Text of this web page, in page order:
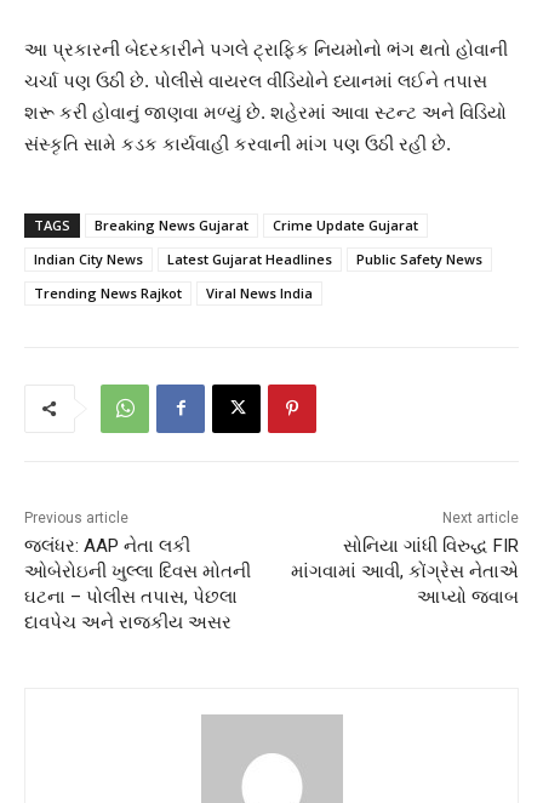
આ પ્રકારની બેદરકારીને પગલે ટ્રાફિક નિયમોનો ભંગ થતો હોવાની
ચર્ચા પણ ઉઠી છે. પોલીસે વાયરલ વીડિયોને ધ્યાનમાં લઈને તપાસ
શરૂ કરી હોવાનું જાણવા મળ્યું છે. શહેરમાં આવા સ્ટન્ટ અને વિડિયો
સંસ્કૃતિ સામે કડક કાર્યવાહી કરવાની માંગ પણ ઉઠી રહી છે.
TAGS Breaking News Gujarat
Crime Update Gujarat
Indian City News
Latest Gujarat Headlines
Public Safety News
Trending News Rajkot
Viral News India
Previous article
જલંધર: AAP નેતા લકી
ઓબેરોઇની ખુલ્લા દિવસ મોતની
ઘટના – પોલીસ તપાસ, પેછલા
દાવપેચ અને રાજકીય અસર
Next article
સોનિયા ગાંધી વિરુદ્ધ FIR
માંગવામાં આવી, કોંગ્રેસ નેતાએ
આપ્યો જવાબ